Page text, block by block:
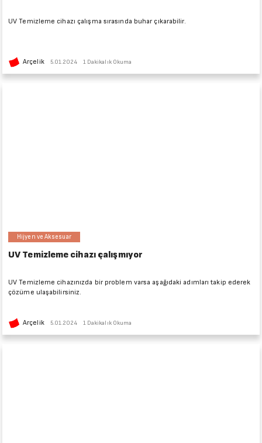
UV Temizleme cihazı çalışma sırasında buhar çıkarabilir.
Arçelik 5.01.2024 1 Dakikalık Okuma
Hijyen ve Aksesuar
UV Temizleme cihazı çalışmıyor
UV Temizleme cihazınızda bir problem varsa aşağıdaki adımları takip ederek
çözüme ulaşabilirsiniz.
Arçelik 5.01.2024 1 Dakikalık Okuma